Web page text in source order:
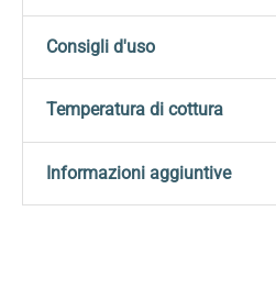
Consigli d'uso
Ideale per la tornitura e la
destinati al contatto con
norma ISO 6486:1999.
Temperatura di cottura
Temperatura di cottura: 1230-
Informazioni aggiuntive